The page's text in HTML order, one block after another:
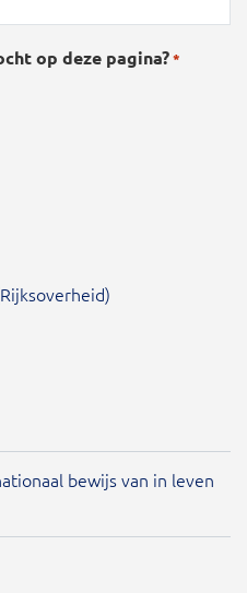
op deze pagina?*
bewijs van in leven